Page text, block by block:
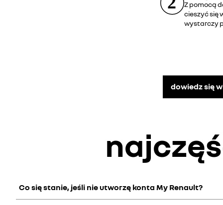
*Google, Google Play, Google Maps, Waze i inne znaki są znakami
Z pomocą
cieszyć się
wystarczy
dowiedz się
Co się stanie, jeśli nie utworzę konta My Renault?